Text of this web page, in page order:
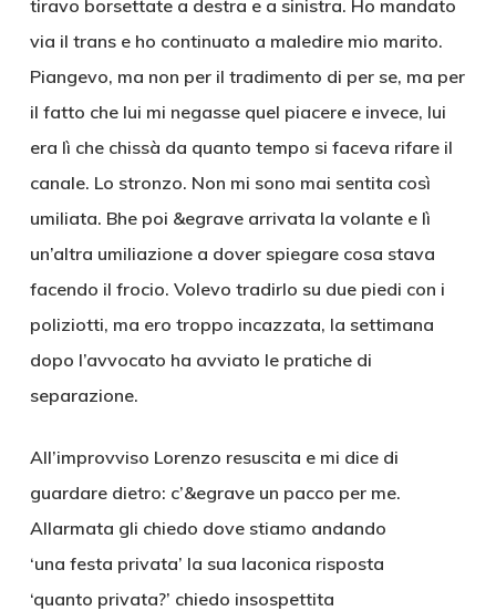
tiravo borsettate a destra e a sinistra. Ho mandato
via il trans e ho continuato a maledire mio marito.
Piangevo, ma non per il tradimento di per se, ma per
il fatto che lui mi negasse quel piacere e invece, lui
era lì che chissà da quanto tempo si faceva rifare il
canale. Lo stronzo. Non mi sono mai sentita così
umiliata. Bhe poi &egrave arrivata la volante e lì
un’altra umiliazione a dover spiegare cosa stava
facendo il frocio. Volevo tradirlo su due piedi con i
poliziotti, ma ero troppo incazzata, la settimana
dopo l’avvocato ha avviato le pratiche di
separazione.
All’improvviso Lorenzo resuscita e mi dice di
guardare dietro: c’&egrave un pacco per me.
Allarmata gli chiedo dove stiamo andando
‘una festa privata’ la sua laconica risposta
‘quanto privata?’ chiedo insospettita